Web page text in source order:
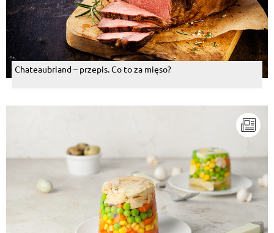
Chateaubriand – przepis. Co to za mięso?